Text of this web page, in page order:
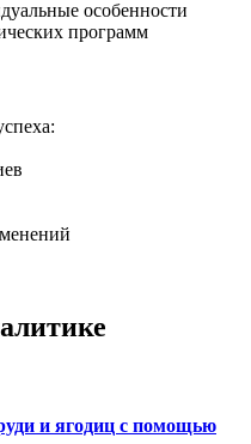
особенности
программ
и ягодиц с помощью